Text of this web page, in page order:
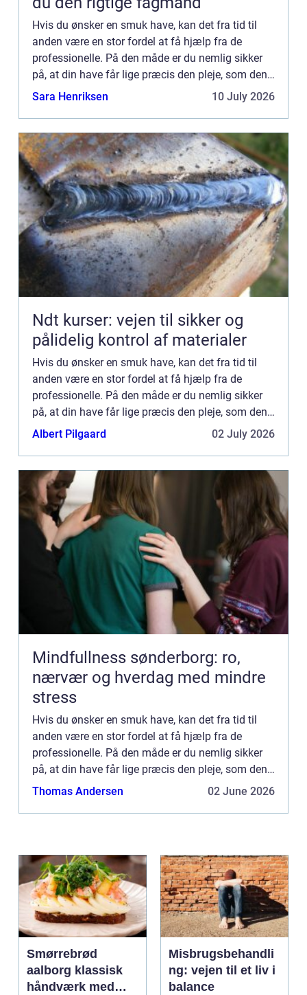
Hvis du ønsker en smuk have, kan det fra tid til
anden være en stor fordel at få hjælp fra de
professionelle. På den måde er du nemlig sikker
på, at din have får lige præcis den pleje, som den
har brug for. Ved at søge online kan du blandt
Sara Henriksen 10 July 2026
Ndt kurser: vejen til sikker og
pålidelig kontrol af materialer
Hvis du ønsker en smuk have, kan det fra tid til
anden være en stor fordel at få hjælp fra de
professionelle. På den måde er du nemlig sikker
på, at din have får lige præcis den pleje, som den
har brug for. Ved at søge online kan du blandt
Albert Pilgaard 02 July 2026
Mindfullness sønderborg: ro,
nærvær og hverdag med mindre
stress
Hvis du ønsker en smuk have, kan det fra tid til
anden være en stor fordel at få hjælp fra de
professionelle. På den måde er du nemlig sikker
på, at din have får lige præcis den pleje, som den
har brug for. Ved at søge online kan du blandt
Thomas Andersen 02 June 2026
Smørrebrød
aalborg klassisk
håndværk med
Misbrugsbehandli
ng: vejen til et liv i
balance